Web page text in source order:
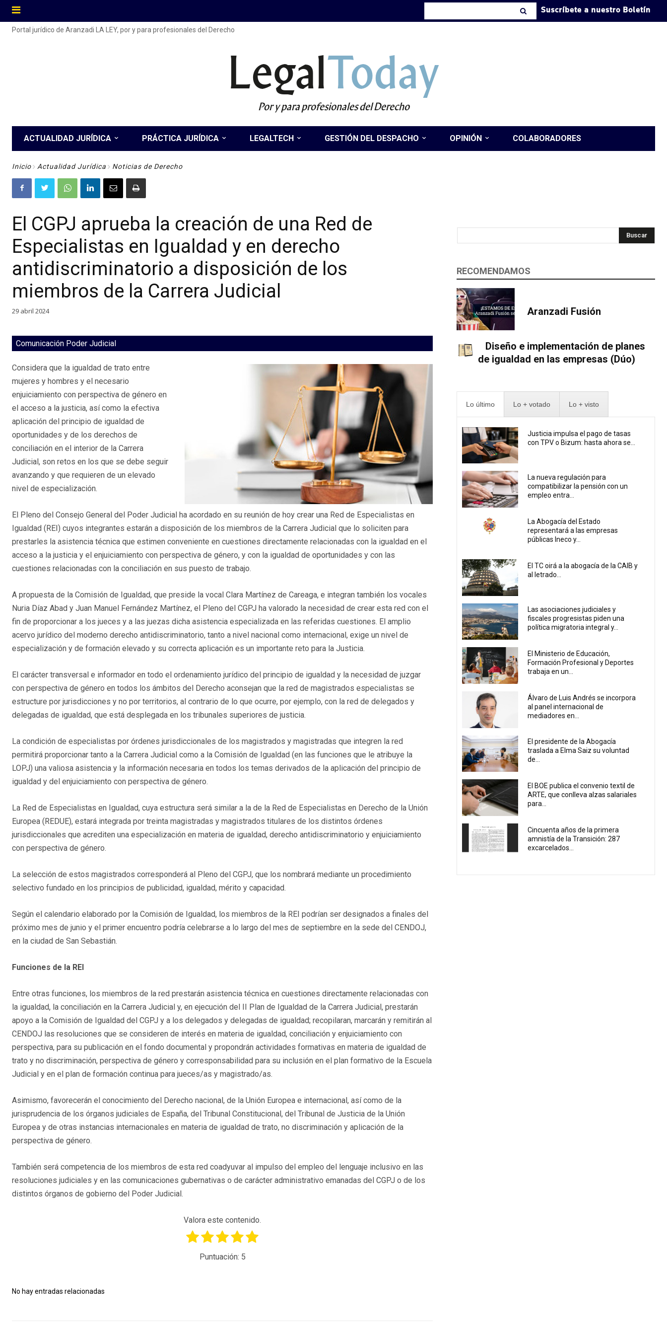
Suscríbete a nuestro Boletín
Portal jurídico de Aranzadi LA LEY, por y para profesionales del Derecho
LegalToday
Por y para profesionales del Derecho
ACTUALIDAD JURÍDICA PRÁCTICA JURÍDICA LEGALTECH GESTIÓN DEL DESPACHO OPINIÓN COLABORADORES
Inicio Actualidad Jurídica Noticias de Derecho
El CGPJ aprueba la creación de una Red de
Especialistas en Igualdad y en derecho
antidiscriminatorio a disposición de los
miembros de la Carrera Judicial
29 abril 2024
Comunicación Poder Judicial
Considera que la igualdad de trato entre
mujeres y hombres y el necesario
enjuiciamiento con perspectiva de género en
el acceso a la justicia, así como la efectiva
aplicación del principio de igualdad de
oportunidades y de los derechos de
conciliación en el interior de la Carrera
Judicial, son retos en los que se debe seguir
avanzando y que requieren de un elevado
nivel de especialización.
El Pleno del Consejo General del Poder Judicial ha acordado en su reunión de hoy crear una Red de Especialistas en
Igualdad (REI) cuyos integrantes estarán a disposición de los miembros de la Carrera Judicial que lo soliciten para
prestarles la asistencia técnica que estimen conveniente en cuestiones directamente relacionadas con la igualdad en el
acceso a la justicia y el enjuiciamiento con perspectiva de género, y con la igualdad de oportunidades y con las
cuestiones relacionadas con la conciliación en sus puesto de trabajo.
A propuesta de la Comisión de Igualdad, que preside la vocal Clara Martínez de Careaga, e integran también los vocales
Nuria Díaz Abad y Juan Manuel Fernández Martínez, el Pleno del CGPJ ha valorado la necesidad de crear esta red con el
fin de proporcionar a los jueces y a las juezas dicha asistencia especializada en las referidas cuestiones. El amplio
acervo jurídico del moderno derecho antidiscriminatorio, tanto a nivel nacional como internacional, exige un nivel de
especialización y de formación elevado y su correcta aplicación es un importante reto para la Justicia.
El carácter transversal e informador en todo el ordenamiento jurídico del principio de igualdad y la necesidad de juzgar
con perspectiva de género en todos los ámbitos del Derecho aconsejan que la red de magistrados especialistas se
estructure por jurisdicciones y no por territorios, al contrario de lo que ocurre, por ejemplo, con la red de delegados y
delegadas de igualdad, que está desplegada en los tribunales superiores de justicia.
La condición de especialistas por órdenes jurisdiccionales de los magistrados y magistradas que integren la red
permitirá proporcionar tanto a la Carrera Judicial como a la Comisión de Igualdad (en las funciones que le atribuye la
LOPJ) una valiosa asistencia y la información necesaria en todos los temas derivados de la aplicación del principio de
igualdad y del enjuiciamiento con perspectiva de género.
La Red de Especialistas en Igualdad, cuya estructura será similar a la de la Red de Especialistas en Derecho de la Unión
Europea (REDUE), estará integrada por treinta magistradas y magistrados titulares de los distintos órdenes
jurisdiccionales que acrediten una especialización en materia de igualdad, derecho antidiscriminatorio y enjuiciamiento
con perspectiva de género.
La selección de estos magistrados corresponderá al Pleno del CGPJ, que los nombrará mediante un procedimiento
selectivo fundado en los principios de publicidad, igualdad, mérito y capacidad.
Según el calendario elaborado por la Comisión de Igualdad, los miembros de la REI podrían ser designados a finales del
próximo mes de junio y el primer encuentro podría celebrarse a lo largo del mes de septiembre en la sede del CENDOJ,
en la ciudad de San Sebastián.
Funciones de la REI
Entre otras funciones, los miembros de la red prestarán asistencia técnica en cuestiones directamente relacionadas con
la igualdad, la conciliación en la Carrera Judicial y, en ejecución del II Plan de Igualdad de la Carrera Judicial, prestarán
apoyo a la Comisión de Igualdad del CGPJ y a los delegados y delegadas de igualdad; recopilaran, marcarán y remitirán al
CENDOJ las resoluciones que se consideren de interés en materia de igualdad, conciliación y enjuiciamiento con
perspectiva, para su publicación en el fondo documental y propondrán actividades formativas en materia de igualdad de
trato y no discriminación, perspectiva de género y corresponsabilidad para su inclusión en el plan formativo de la Escuela
Judicial y en el plan de formación continua para jueces/as y magistrado/as.
Asimismo, favorecerán el conocimiento del Derecho nacional, de la Unión Europea e internacional, así como de la
jurisprudencia de los órganos judiciales de España, del Tribunal Constitucional, del Tribunal de Justicia de la Unión
Europea y de otras instancias internacionales en materia de igualdad de trato, no discriminación y aplicación de la
perspectiva de género.
También será competencia de los miembros de esta red coadyuvar al impulso del empleo del lenguaje inclusivo en las
resoluciones judiciales y en las comunicaciones gubernativas o de carácter administrativo emanadas del CGPJ o de los
distintos órganos de gobierno del Poder Judicial.
Valora este contenido.
Puntuación: 5
No hay entradas relacionadas
Buscar
RECOMENDAMOS
Aranzadi Fusión
Diseño e implementación de planes
de igualdad en las empresas (Dúo)
Lo último Lo + votado Lo + visto
Justicia impulsa el pago de tasas
con TPV o Bizum: hasta ahora se...
La nueva regulación para
compatibilizar la pensión con un
empleo entra...
La Abogacía del Estado
representará a las empresas
públicas Ineco y...
El TC oirá a la abogacía de la CAIB y
al letrado...
Las asociaciones judiciales y
fiscales progresistas piden una
política migratoria integral y...
El Ministerio de Educación,
Formación Profesional y Deportes
trabaja en un...
Álvaro de Luis Andrés se incorpora
al panel internacional de
mediadores en...
El presidente de la Abogacía
traslada a Elma Saiz su voluntad
de...
El BOE publica el convenio textil de
ARTE, que conlleva alzas salariales
para...
Cincuenta años de la primera
amnistía de la Transición: 287
excarcelados...